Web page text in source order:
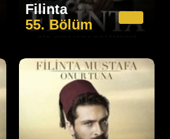
Filinta
55. Bölüm